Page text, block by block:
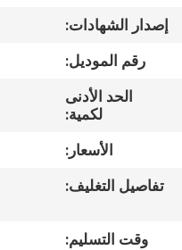
جولة
المعمل
مراقبة
الجودة
اتصل
إصدار الشهادات:
رقم الموديل:
الحد الأدنى
لكمية:
الأسعار:
تفاصيل التغليف:
وقت التسليم: